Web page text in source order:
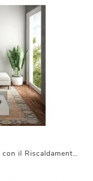
Definisci il tuo progetto d'arredo con il Riscaldamento moderno Stones! Il modello a bioetanolo Piper ti aspetta!